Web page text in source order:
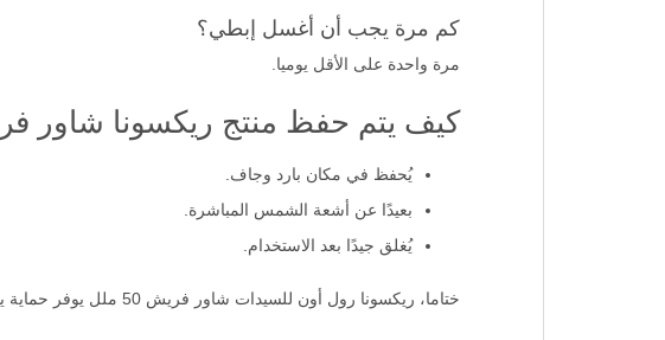
كم مرة يجب أن أغسل إبطي؟
مرة واحدة على الأقل يوميا.
كيف يتم حفظ منتج ريكسونا شاور
يُحفظ في مكان بارد وجاف.
بعيدًا عن أشعة الشمس المباشرة.
يُغلق جيدًا بعد الاستخدام.
ختاما، ريكسونا رول أون للسيدات شاور فريش 50 ملل يوفر حماية يومية من التعرق والروائح، تدوم حتى 48 ساعة، ويساعدك على البقاء جافًا وواثقًا طوال اليوم